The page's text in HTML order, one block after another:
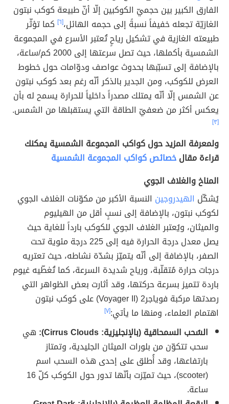
الفارق الكبير بين حجميّ الكوكبين إلّا أنّ طبيعة كوكب نبتون
الغازيّة تجعله خفيفاً نسبةً إلى حجمه الهائل،[٦]
كما تؤثّر
طبيعته الغازية في تشكيل رياحٍ تُعتبر الأسرع في المجموعة
الشمسية بأكملها، حيث تصل سرعتها إلى 2000 كم/ساعة،
بالإضافة إلى تسبّبها بحدوث عواصف ودوّامات حول خطوط
العرض للكوكب، ومن الجدير بالذكر أنّه رغم بعد كوكب نبتون
عن الشمس إلّا أنّه يمتلك مصدراً داخلياً للحرارة يسمح له بأن
يعكس أكثر من ضعفيّ الطاقة التي يستقبلها من الشمس.
[٣]
ولمعرفة المزيد حول كواكب المجموعة الشمسية يمكنك
قراءة مقالخصائص كواكب المجموعة الشمسية
المناخ والغلاف الجوي
يُشكّل الهيدروجين النسبة الأكبر من مكوّنات الغلاف الجوي
لكوكب نبتون، بالإضافة إلى نسبٍ أقل من الهيليوم
والميثان، ويُعتبر الغلاف الجوي للكوكب بارداً للغاية حيث
يصل معدل درجة الحرارة فيه إلى 225 درجة مئوية تحت
الصفر، بالإضافة إلى أنّه يتميّز بشدّة نشاطه، حيث تعتريه
درجات حرارة مُتقلّبة، ورياح شديدة السرعة، كما تُغطّيه غيوم
باردة تتميز بسرعة حركتها، وقد أثارت بعض الظواهر التي
رصدتها مركبة فوياجر2 (Voyager II) على كوكب نبتون
اهتمام العلماء، ومنها ما يأتي:[٧]
السُحب السمحاقية (بالإنجليزية: Cirrus Clouds):
هي
سحب تتكوّن من بلورات الميثان الجليدية، وتمتاز
بارتفاعها، وقد أُطلق على إحدى هذه السحب اسم
(scooter)، حيث تميّزت بأنّها تدور حول الكوكب كلّ 16
ساعة.